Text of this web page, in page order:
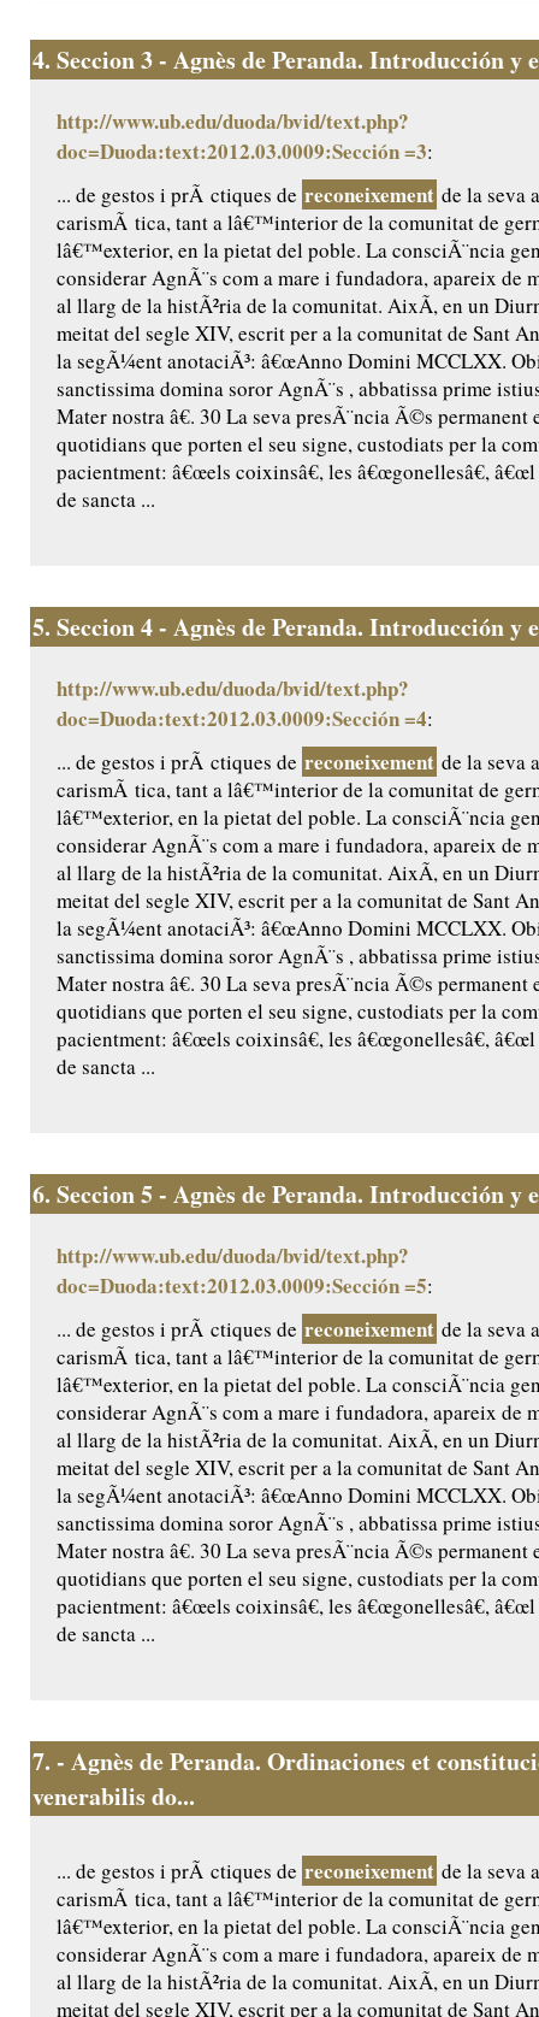
4. Seccion 3 - Agnès de Peranda. Introducción y
http://www.ub.edu/duoda/bvid/text.php?
doc=Duoda:text:2012.03.0009:Sección =3:
... de gestos i prÃ ctiques de reconeixement de la seva
carismÃ tica, tant a lâ€™interior de la comunitat de
lâ€™exterior, en la pietat del poble. La consciÃ¨ncia
considerar AgnÃ¨s com a mare i fundadora, apareix de
al llarg de la histÃ²ria de la comunitat. AixÃ­, en un
meitat del segle XIV, escrit per a la comunitat de Sant
la segÃ¼ent anotaciÃ³: â€œAnno Domini MCCLXX.
sanctissima domina soror AgnÃ¨s , abbatissa prime
Mater nostra â€. 30 La seva presÃ¨ncia Ã©s permanent
quotidians que porten el seu signe, custodiats per la
pacientment: â€œels coixinsâ€, les â€œgonellesâ€,
de sancta ...
5. Seccion 4 - Agnès de Peranda. Introducción y
http://www.ub.edu/duoda/bvid/text.php?
doc=Duoda:text:2012.03.0009:Sección =4:
... de gestos i prÃ ctiques de reconeixement de la seva
carismÃ tica, tant a lâ€™interior de la comunitat de
lâ€™exterior, en la pietat del poble. La consciÃ¨ncia
considerar AgnÃ¨s com a mare i fundadora, apareix de
al llarg de la histÃ²ria de la comunitat. AixÃ­, en un
meitat del segle XIV, escrit per a la comunitat de Sant
la segÃ¼ent anotaciÃ³: â€œAnno Domini MCCLXX.
sanctissima domina soror AgnÃ¨s , abbatissa prime
Mater nostra â€. 30 La seva presÃ¨ncia Ã©s permanent
quotidians que porten el seu signe, custodiats per la
pacientment: â€œels coixinsâ€, les â€œgonellesâ€,
de sancta ...
6. Seccion 5 - Agnès de Peranda. Introducción y
http://www.ub.edu/duoda/bvid/text.php?
doc=Duoda:text:2012.03.0009:Sección =5:
... de gestos i prÃ ctiques de reconeixement de la seva
carismÃ tica, tant a lâ€™interior de la comunitat de
lâ€™exterior, en la pietat del poble. La consciÃ¨ncia
considerar AgnÃ¨s com a mare i fundadora, apareix de
al llarg de la histÃ²ria de la comunitat. AixÃ­, en un
meitat del segle XIV, escrit per a la comunitat de Sant
la segÃ¼ent anotaciÃ³: â€œAnno Domini MCCLXX.
sanctissima domina soror AgnÃ¨s , abbatissa prime
Mater nostra â€. 30 La seva presÃ¨ncia Ã©s permanent
quotidians que porten el seu signe, custodiats per la
pacientment: â€œels coixinsâ€, les â€œgonellesâ€,
de sancta ...
7. - Agnès de Peranda. Ordinaciones et
venerabilis do...
... de gestos i prÃ ctiques de reconeixement de la seva
carismÃ tica, tant a lâ€™interior de la comunitat de
lâ€™exterior, en la pietat del poble. La consciÃ¨ncia
considerar AgnÃ¨s com a mare i fundadora, apareix de
al llarg de la histÃ²ria de la comunitat. AixÃ­, en un
meitat del segle XIV, escrit per a la comunitat de Sant